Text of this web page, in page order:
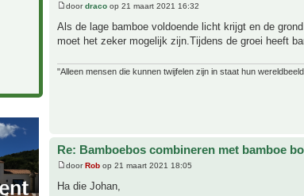
doordraco op 21 maart 2021 16:32
Als de lage bamboe voldoende licht krijgt en de
moet het zeker mogelijk zijn.Tijdens de groei heeft
"Alleen mensen die kunnen twijfelen zijn in staat hun
Re: Bamboebos combineren met bamboe
doorRob op 21 maart 2021 18:05
Ha die Johan,